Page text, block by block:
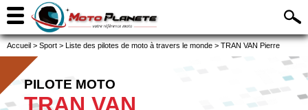
Accueil > Sport > Liste des pilotes de moto à travers le monde > TRAN VAN Pierre
PILOTE MOTO
TRAN VAN